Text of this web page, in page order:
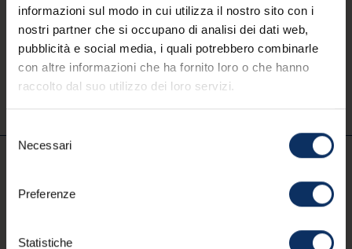
informazioni sul modo in cui utilizza il nostro sito con i
nostri partner che si occupano di analisi dei dati web,
pubblicità e social media, i quali potrebbero combinarle
con altre informazioni che ha fornito loro o che hanno
raccolto dal suo utilizzo dei loro servizi.
delNecessari
Preferenze
Statistiche
Scarica l’app ufficiale per
vivere la tua vacanza a 360°.
Scarica su
App Store
Disponibile su
Google Play